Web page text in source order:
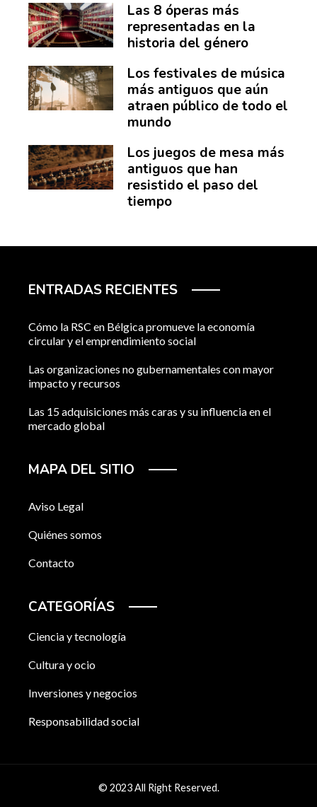
Las 8 óperas más
representadas en la
historia del género
Los festivales de música
más antiguos que aún
atraen público de todo el
mundo
Los juegos de mesa más
antiguos que han
resistido el paso del
tiempo
ENTRADAS RECIENTES
Cómo la RSC en Bélgica promueve la economía
circular y el emprendimiento social
Las organizaciones no gubernamentales con mayor
impacto y recursos
Las 15 adquisiciones más caras y su influencia en el
mercado global
MAPA DEL SITIO
Aviso Legal
Quiénes somos
Contacto
CATEGORÍAS
Ciencia y tecnología
Cultura y ocio
Inversiones y negocios
Responsabilidad social
© 2023 All Right Reserved.